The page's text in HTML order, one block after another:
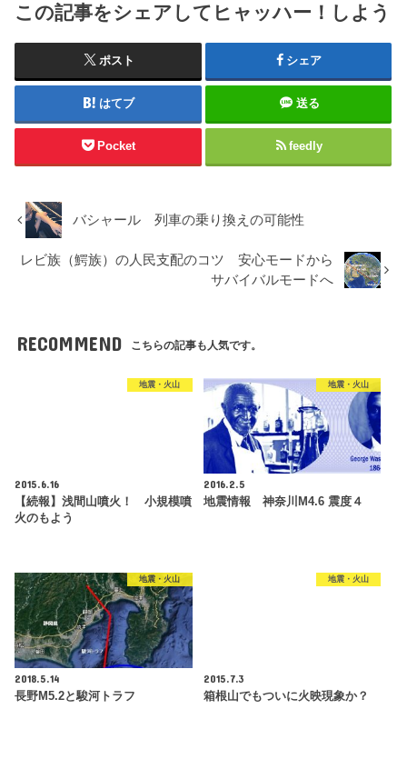
この記事をシェアしてヒャッハー！しよう
ポスト シェア
はてブ 送る
Pocket feedly
バシャール 列車の乗り換えの可能性
レビ族（鰐族）の人民支配のコツ 安心モードから
サバイバルモードへ
RECOMMEND こちらの記事も人気です。
地震・火山
2015.6.16
【続報】浅間山噴火！ 小規模噴
火のもよう
地震・火山
2016.2.5
地震情報 神奈川M4.6 震度４
地震・火山
2018.5.14
長野M5.2と駿河トラフ
地震・火山
2015.7.3
箱根山でもついに火映現象か？